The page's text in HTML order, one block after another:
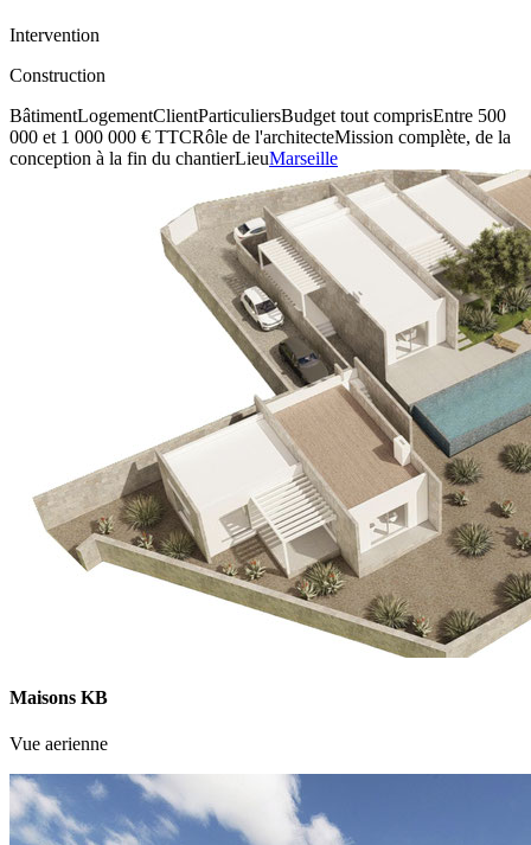
Intervention
Construction
BâtimentLogementClientParticuliersBudget tout comprisEntre 500
000 et 1 000 000 € TTCRôle de l'architecteMission complète, de la
conception à la fin du chantierLieuMarseille
Maisons KB
Vue aerienne